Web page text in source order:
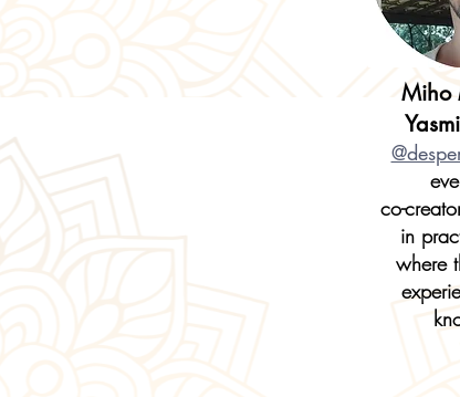
Miho
co-
in
where